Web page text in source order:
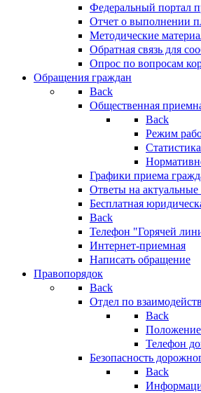
Федеральный портал
Отчет о выполнении
Методические
Обратная связь для
Опрос по вопросам
Обращения граждан
Back
Общественная
Back
Режим
Графики приема
Ответы на
Бесплатная
Back
Телефон "Горячей
Интернет-приемная
Написать обращение
Правопорядок
Back
Отдел по
Back
Положение
Телефон
Безопасность
Back